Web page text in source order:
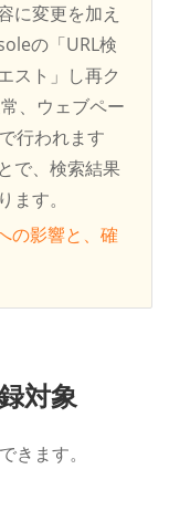
に変更を加え
の「URL検
スト」し再ク
、ウェブペー
行われます
で、検索結果
す。
の影響と、確
対象
きます。